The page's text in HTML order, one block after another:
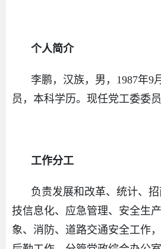
个人简介
李鹏，汉族，男，1987年9
员，本科学历。现任党工委委
工作分工
负责发展和改革、统计、
技信息化、应急管理、安全生
象、消防、道路交通安全工作